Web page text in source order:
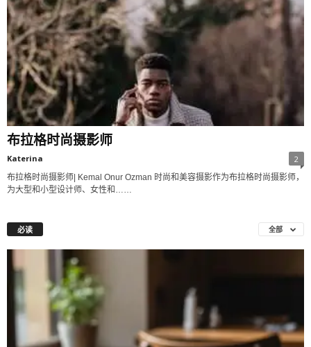
布拉格时尚摄影师
Katerina 2
布拉格时尚摄影师| Kemal Onur Ozman 时尚和美容摄影作为布拉格时尚摄影师，
为大型和小型设计师、女性和……
必读 全部